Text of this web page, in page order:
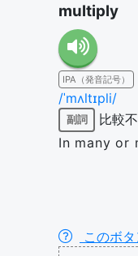
multiply
IPA（発音記号）
/ˈmʌltɪpli/
副詞
比較
In many or
このボ